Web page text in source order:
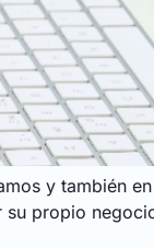
y también
propio